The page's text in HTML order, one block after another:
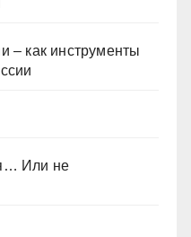
– как инструменты
Или не